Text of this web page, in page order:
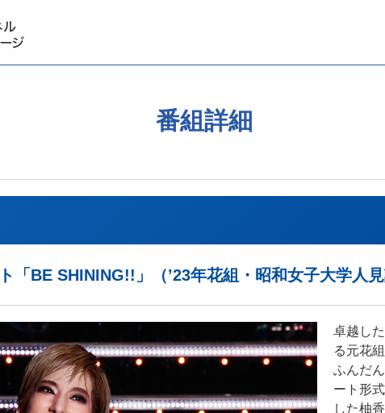
番組詳細
「BE SHINING!!」（’23年花組・昭和女子大学人見
卓越し
る元花
ふんだ
ート形
した柚